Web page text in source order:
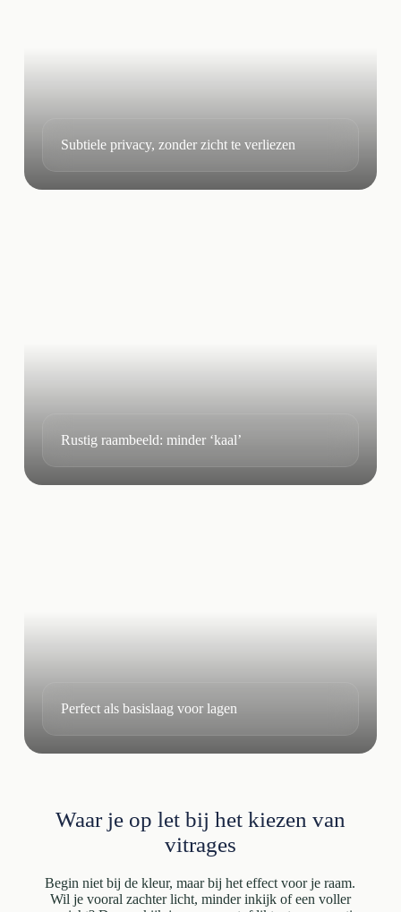
Subtiele privacy, zonder zicht te verliezen
Rustig raambeeld: minder ‘kaal’
Perfect als basislaag voor lagen
Waar je op let bij het kiezen van
vitrages
Begin niet bij de kleur, maar bij het effect voor je raam.
Wil je vooral zachter licht, minder inkijk of een voller